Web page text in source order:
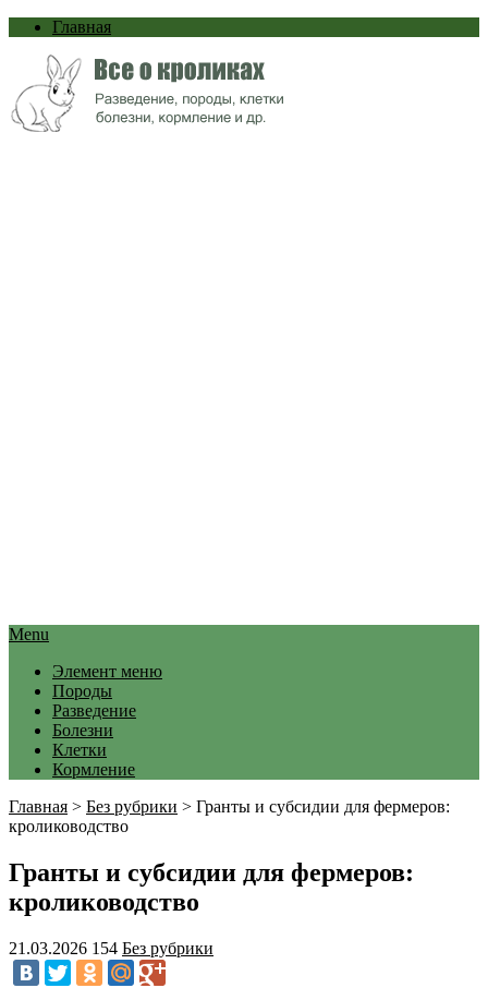
Главная
Menu
Элемент меню
Породы
Разведение
Болезни
Клетки
Кормление
Главная > Без рубрики > Гранты и субсидии для фермеров:
кролиководство
Гранты и субсидии для фермеров:
кролиководство
21.03.2026 154 Без рубрики